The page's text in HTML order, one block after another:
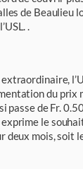
de Beaulieu
.
du prix
passe de Fr.
exprime le
deux mois, soit